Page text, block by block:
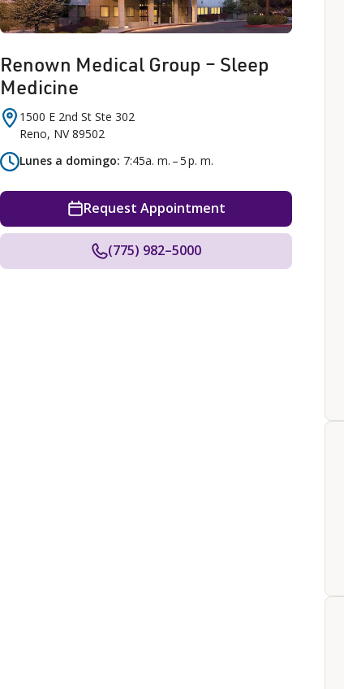
Renown Medical Group – Sleep
Medicine
1500 E 2nd St Ste 302
Reno, NV 89502
Lunes a domingo 7:45a. m. – 5 p. m.
Request Appointment
(775) 982–5000